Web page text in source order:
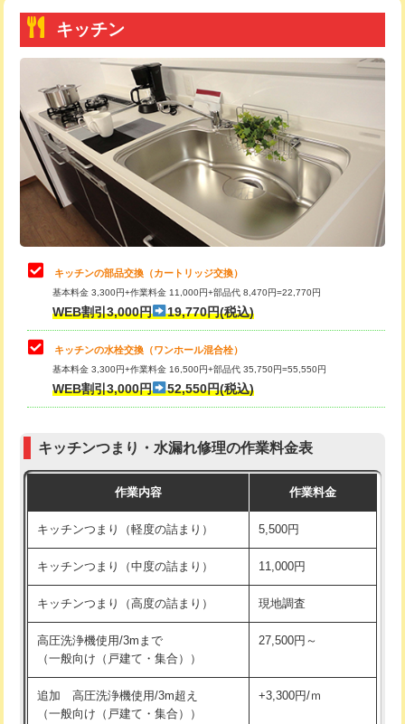
給水管工事※（ホール加工)
給水管工事※（バンド止め) 3,300円
給水管工事※（支持金具設置) 5,500円
給水管工事※（保温材使用（バンド止
め込み）)
5,500円
給水管工事※（土の掘削・埋め戻し作
11,000円
給水管工事※（塩ビ管（VP・HI）使
用/3ｍまで)
給水管工事※（塩ビ管（VP・HI）使
用（追加）/3ｍ超え)
給水管工事※（ライニング鋼管・銅
管・ポリ管・HT管使用/3ｍまで)
44,000円
管・ポリ管・HT管使用/3ｍ超え)
排水管工事（土の掘削・埋め戻し作
11,000円~
排水管工事（排水管工事/3ｍまで） 55,000円
排水管工事（追加 排水管工事/3ｍ超
+11,000円
マス交換（深さ50㎝未満）
マス交換（深さ50㎝以上） 66,000円
トーラー機使用/3mまで
追加トーラー機使用/3m超え +3,300円
カメラ調査 33,000円
桝清掃 8,800円
止水・漏水調査・防水処理・清掃・修
理・調整・分解・加工など（軽作業）
11,000円
止水・漏水調査・防水処理・清掃・修
理・調整・分解・加工など（中作業）
22,000円
止水・漏水調査・防水処理・清掃・修
理・調整・分解・加工など（重作業）
33,000円
お風呂タンク脱着
その他部品の脱着
式・ワンホール）)
交換・取付(排水栓・排水トラップ
22,000円+材料費
持込商品取付（単水栓）
持込商品取付（混合水栓） 16,500円
キッチン
キッチンの部品交換（カートリッジ交換）
基本料金 3,300円+作業料金 11,000円+部品代 8,470円=22,770円
WEB割引3,000円 19,770円(税込)
キッチンの水栓交換（ワンホール混合栓）
基本料金 3,300円+作業料金 16,500円+部品代 35,750円=55,550円
WEB割引3,000円 52,550円(税込)
キッチンつまり・水漏れ修理の作業料金表
作業内容 作業料金
キッチンつまり（軽度の詰まり） 5,500円
キッチンつまり（中度の詰まり） 11,000円
キッチンつまり（高度の詰まり） 現地調査
高圧洗浄機使用/3mまで
（一般向け（戸建て・集合））
27,500円～
追加 高圧洗浄機使用/3m超え
（一般向け（戸建て・集合））
+3,300円/ｍ